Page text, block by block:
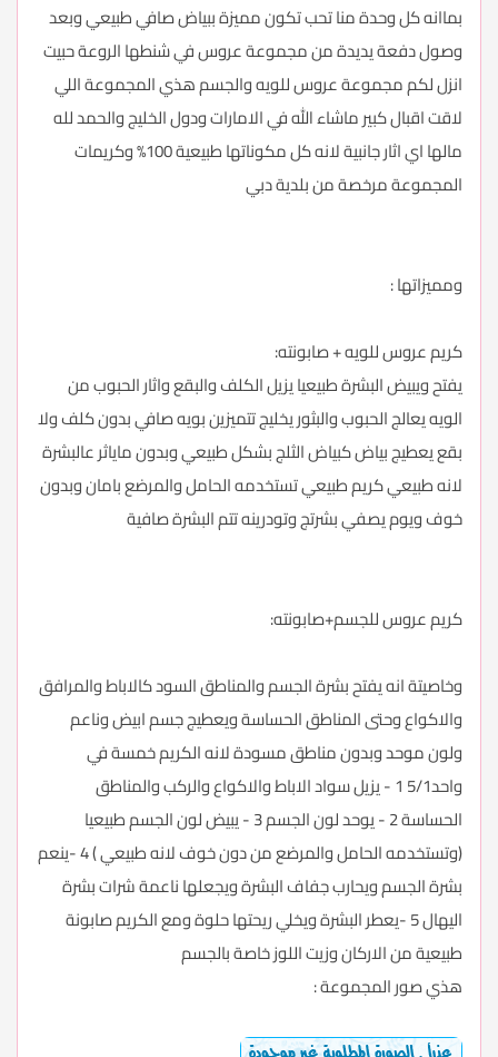
بماانه كل وحدة منا تحب تكون مميزة ببياض صافي طبيعي وبعد
وصول دفعة يديدة من مجموعة عروس في شنطها الروعة حبيت
انزل لكم مجموعة عروس للويه والجسم هذي المجموعة اللي
لاقت اقبال كبير ماشاء الله في الامارات ودول الخليج والحمد لله
مالها اي اثار جانبية لانه كل مكوناتها طبيعية 100% وكريمات
المجموعة مرخصة من بلدية دبي
ومميزاتها :
كريم عروس للويه + صابونته:
يفتح ويبيض البشرة طبيعيا يزيل الكلف والبقع واثار الحبوب من
الويه يعالج الحبوب والبثور يخليج تتميزين بويه صافي بدون كلف ولا
بقع يعطيج بياض كبياض الثلج بشكل طبيعي وبدون ماياثر عالبشرة
لانه طبيعي كريم طبيعي تستخدمه الحامل والمرضع بامان وبدون
خوف ويوم يصفي بشرتج وتودرينه تتم البشرة صافية
كريم عروس للجسم+صابونته:
وخاصيتة انه يفتح بشرة الجسم والمناطق السود كالاباط والمرافق
والاكواع وحتى المناطق الحساسة ويعطيج جسم ابيض وناعم
ولون موحد وبدون مناطق مسودة لانه الكريم خمسة في
واحد5/1 1 - يزيل سواد الاباط والاكواع والركب والمناطق
الحساسة 2 - يوحد لون الجسم 3 - يبيض لون الجسم طبيعيا
(وتستخدمه الحامل والمرضع من دون خوف لانه طبيعي ) 4 -ينعم
بشرة الجسم ويحارب جفاف البشرة ويجعلها ناعمة شرات بشرة
اليهال 5 -يعطر البشرة ويخلي ريحتها حلوة ومع الكريم صابونة
طبيعية من الاركان وزيت اللوز خاصة بالجسم
هذي صور المجموعة :